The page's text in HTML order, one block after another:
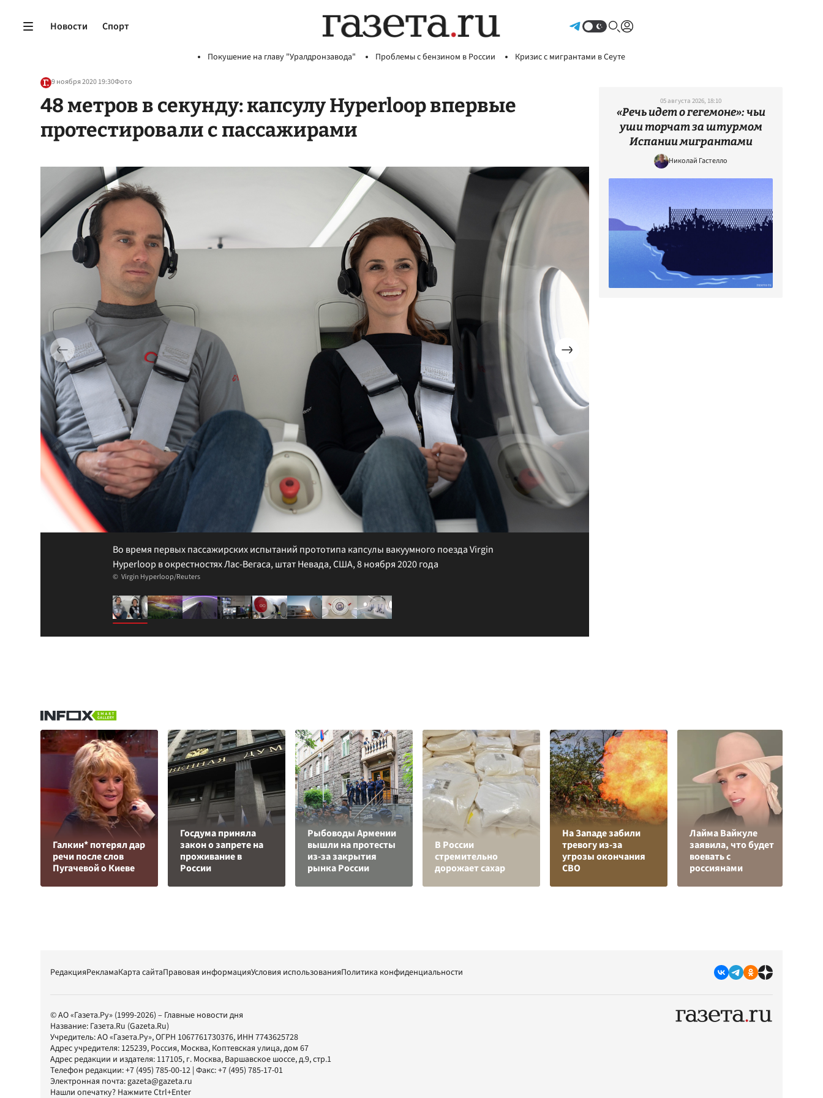
Новости Спорт
Покушение на главу "Уралдронзавода" Проблемы с бензином в России Кризис с мигрантами в Сеуте
9 ноября 2020 19:30Фото
48 метров в секунду: капсулу Hyperloop впервые
протестировали с пассажирами
Во время первых пассажирских испытаний прототипа капсулы вакуумного поезда Virgin
Hyperloop в окрестностях Лас-Вегаса, штат Невада, США, 8 ноября 2020 года
Virgin Hyperloop/Reuters
05 августа 2026, 18:10
«Речь идет о гегемоне»: чьи
уши торчат за штурмом
Испании мигрантами
Николай Гастелло
Галкин* потерял дар
речи после слов
Пугачевой о Киеве
Госдума приняла
закон о запрете на
проживание в
России
Рыбоводы Армении
вышли на протесты
из-за закрытия
рынка России
В России
стремительно
дорожает сахар
На Западе забили
тревогу из-за
угрозы окончания
СВО
Лайма Вайкуле
заявила, что будет
воевать с
россиянами
РедакцияРекламаКарта сайтаПравовая информацияУсловия использованияПолитика конфиденциальности
© АО «Газета.Ру» (1999-2026) – Главные новости дня
Название: Газета.Ru (Gazeta.Ru)
Учредитель:АО «Газета.Ру», ОГРН 1067761730376, ИНН 7743625728
Адрес учредителя: 125239, Россия, Москва, Коптевская улица, дом 67
Адрес редакции и издателя: 117105, г. Москва, Варшавское шоссе, д.9, стр.1
Телефон редакции:+7 (495) 785-00-12 | Факс:+7 (495) 785-17-01
Электронная почта:gazeta@gazeta.ru
Нашли опечатку? Нажмите Ctrl+Enter